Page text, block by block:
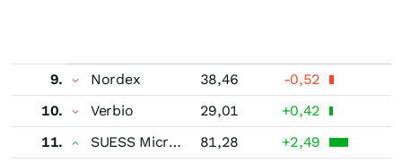
9. Nordex 38,46
-0,52
10.
Verbio 29,01
+0,42
11.
SUESS MicroTec 81,28
+2,49